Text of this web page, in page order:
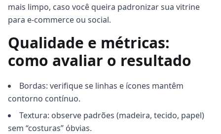
mais limpo, caso você queira padronizar sua vitrine
para e-commerce ou social.
Qualidade e métricas:
como avaliar o resultado
Bordas: verifique se linhas e ícones mantêm
contorno contínuo.
Textura: observe padrões (madeira, tecido, papel)
sem “costuras” óbvias.